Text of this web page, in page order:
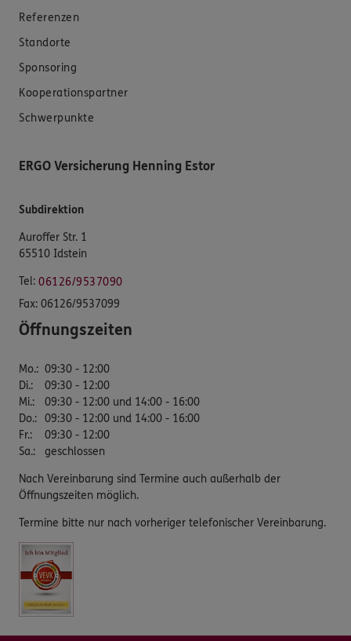
Referenzen
Standorte
Sponsoring
Kooperationspartner
Schwerpunkte
ERGO Versicherung Henning Estor
Subdirektion
Auroffer Str. 1
65510 Idstein
Tel: 06126/9537090
Fax: 06126/9537099
Öffnungszeiten
Mo.: 09:30 - 12:00
Di.:
09:30 - 12:00
Mi.:
09:30 - 12:00 und 14:00 - 16:00
Do.: 09:30 - 12:00 und 14:00 - 16:00
Fr.:
09:30 - 12:00
Sa.: geschlossen
Nach Vereinbarung sind Termine auch außerhalb der
Öffnungszeiten möglich.
Termine bitte nur nach vorheriger telefonischer Vereinbarung.